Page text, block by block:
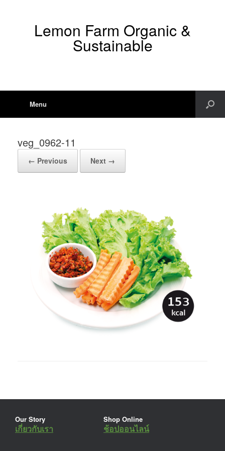
Lemon Farm Organic &
Sustainable
Menu
veg_0962-11
← Previous Next →
Our Story
เกี่ยวกับเรา
Shop Online
ช้อปออนไลน์